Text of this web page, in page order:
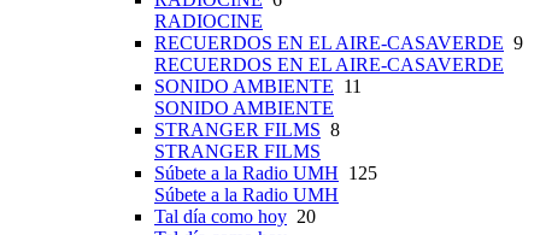
RADIOCINE
RECUERDOS EN EL AIRE-CASAVERDE 9
RECUERDOS EN EL AIRE-CASAVERDE
SONIDO AMBIENTE 11
SONIDO AMBIENTE
STRANGER FILMS 8
STRANGER FILMS
Súbete a la Radio UMH 125
Súbete a la Radio UMH
Tal día como hoy 20